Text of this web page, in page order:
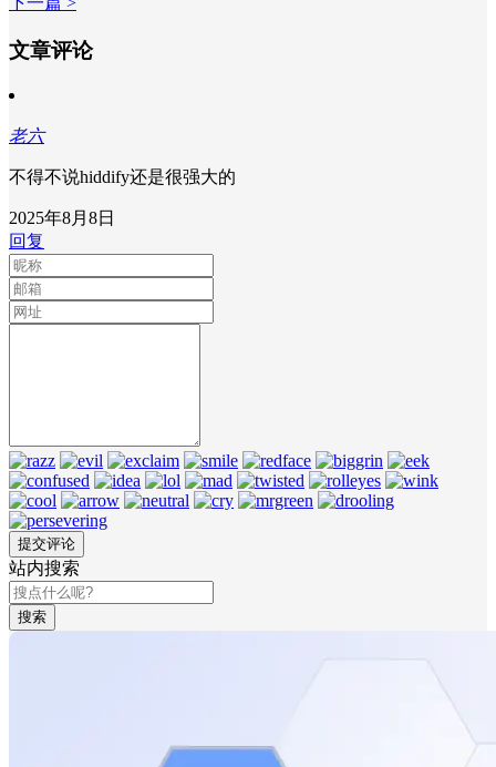
文章评论
老六
不得不说hiddify还是很强大的
2025年8月8日
回复
站内搜索
搜索